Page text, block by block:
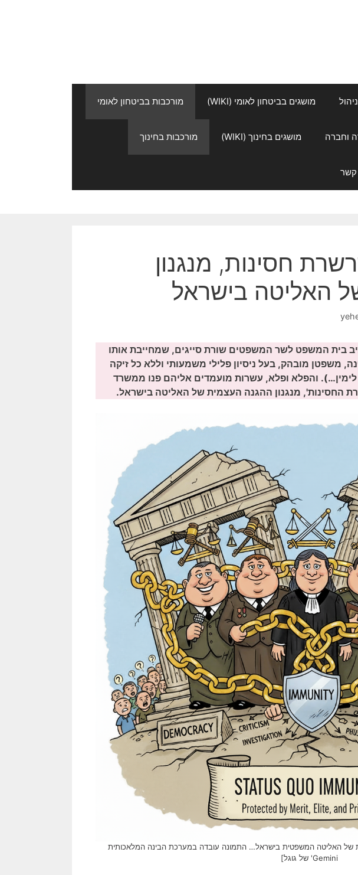
מושגים בביטחון לאומי (WIKI) מורכבות בביטחון לאומי
וחברה מושגים בחינוך (WIKI) מורכבות בחינוך
קשר
חסינות, מנגנון
האליטה בישראל
בית המשפט לשר המשפטים שורת סייגים, שמחייבת אותו
משפטן מובהק, בעל ניסיון פלילי משמעותי וללא כל זיקה
והפלא ופלא, עשרות מועמדים אליהם פנו ממשרד
החסינות', מנגנון ההגנה העצמית של האליטה בישראל.
של האליטה המשפטית בישראל… התמונה עובדה במערכת הבינה המלאכותית
Gemini' של גוגל]